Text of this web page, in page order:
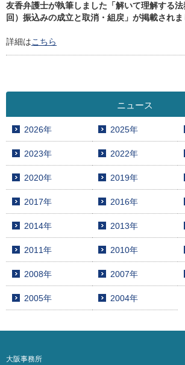
友香弁護士が執筆しました「解いて理解する
回）振込みの成立と取消・組戻」が掲載されま
詳細はこちら
ニュース
2026年 2025年
2023年 2022年
2020年 2019年
2017年 2016年
2014年 2013年
2011年 2010年
2008年 2007年
2005年 2004年
大阪事務所